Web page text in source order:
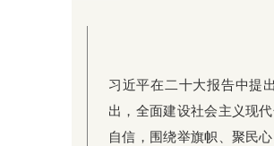
习近平在二十大报告中提
出，全面建设社会主义现
自信，围绕举旗帜、聚民